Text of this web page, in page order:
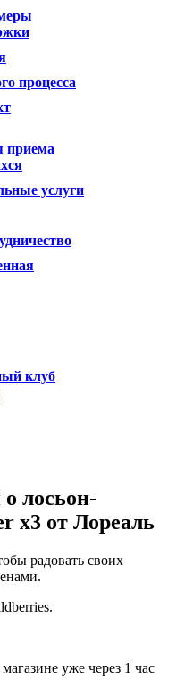
процесса
приема
услуги
клуб
лосьон-
x3 от Лореаль
радовать своих
уже через 1 час